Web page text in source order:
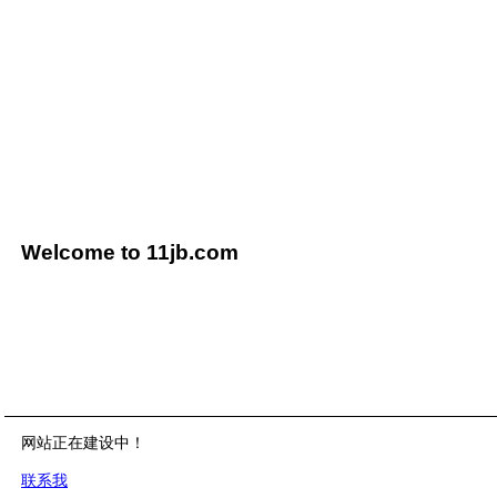
Welcome to 11jb.com
网站正在建设中！
联系我